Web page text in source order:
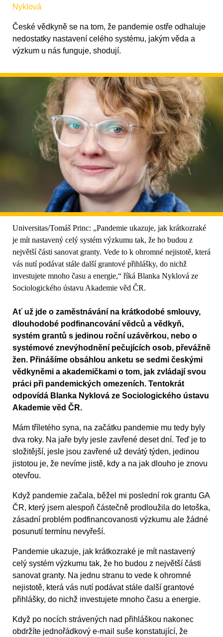
Nyklová
České vědkyně se na tom, že pandemie ostře odhaluje
nedostatky nastavení celého systému, jakým věda a
výzkum u nás funguje, shodují.
Universitas/Tomáš Princ: „Pandemie ukazuje, jak krátkozraké
je mít nastavený celý systém výzkumu tak, že ho budou z
největší části sanovat granty. Vede to k ohromné nejistotě, která
vás nutí podávat stále další grantové přihlášky, do nichž
investujete mnoho času a energie,“ říká Blanka Nyklová ze
Sociologického ústavu Akademie věd ČR.
Ať už jde o zaměstnávání na krátkodobé smlouvy,
dlouhodobé podfinancování vědců a vědkyň,
systém grantů s jedinou roční uzávěrkou, nebo o
systémové znevýhodnění pečujících osob, převážně
žen. Přinášíme obsáhlou anketu se sedmi českými
vědkyněmi a akademičkami o tom, jak zvládají svou
práci při pandemických omezeních. Tentokrát
odpovídá Blanka Nyklová ze Sociologického ústavu
Akademie věd ČR.
Mám tříletého syna, na začátku pandemie mu tedy byly
dva roky. Na jaře byly jesle zavřené deset dní. Teď je to
složitější, jesle jsou zavřené už devátý týden, jedinou
jistotou je, že nevíme jistě, kdy a na jak dlouho je znovu
otevřou.
Když pandemie začala, běžel mi poslední rok grantu GA
ČR, který jsem alespoň částečně prodloužila do letoška,
zásadní problém podfinancovanosti výzkumu ale žádné
posunutí termínu nevyřeší.
Pandemie ukazuje, jak krátkozraké je mít nastavený
celý systém výzkumu tak, že ho budou z největší části
sanovat granty. Na jednu stranu to vede k ohromné
nejistotě, která vás nutí podávat stále další grantové
přihlášky, do nichž investujete mnoho času a energie.
Když po nocích strávených nad přihláškou nakonec
obdržíte jednořádkový e-mail suše konstatující, že